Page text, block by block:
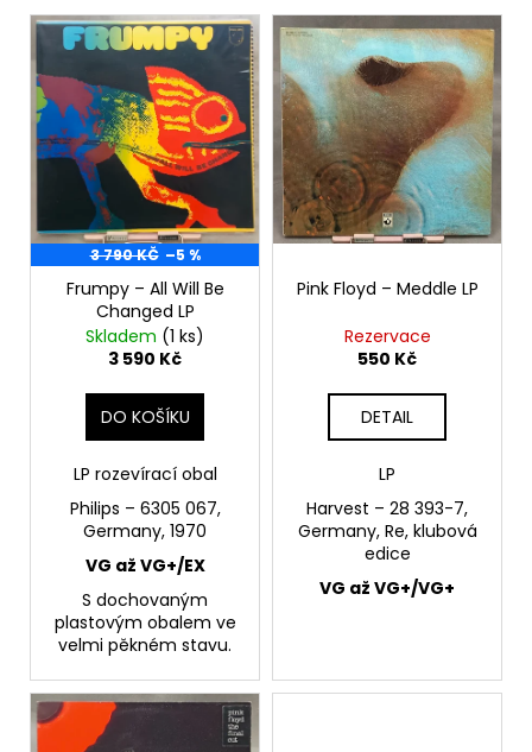
V
ý
p
s
o
d 3 790 KČ –5 %
Frumpy – All Will Be
Changed LP
Skladem (1 ks)
3 590 Kč
DO KOŠÍKU
LP rozevírací obal
Philips – 6305 067,
Germany, 1970
VG až VG+/EX
S dochovaným
plastovým obalem ve
velmi pěkném stavu.
Pink Floyd – Meddle LP
Rezervace
550 Kč
DETAIL
LP
Harvest – 28 393-7,
Germany, Re, klubová
edice
VG až VG+/VG+